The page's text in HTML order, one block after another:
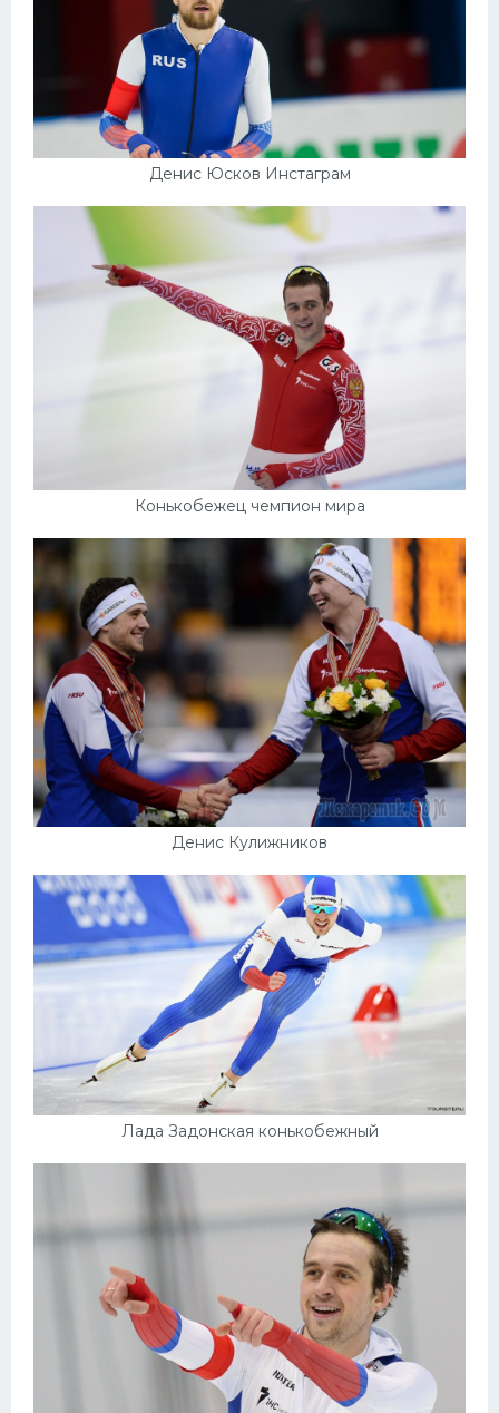
Денис Юсков Инстаграм
Конькобежец чемпион мира
Денис Кулижников
Лада Задонская конькобежный